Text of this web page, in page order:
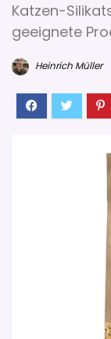
Katzen-
geeignete
Heinrich Müller